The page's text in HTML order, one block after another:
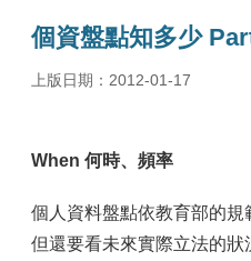
消
們
服
務
個資盤點知多少
上版日期：2012-01-17
When 何時、頻率
個人資料盤點依教育部的規
但還要看未來實際立法的